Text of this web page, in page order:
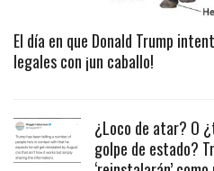
El día en que Donald Trump
legales con ¡un caballo!
¿Loco de atar? O
golpe de estado?